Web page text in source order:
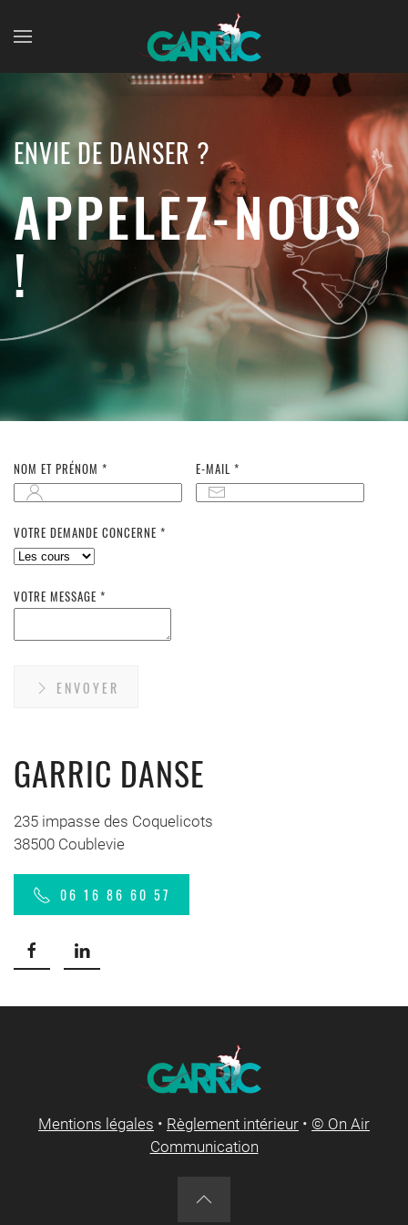
Skip to main content
ENVIE DE DANSER ?
APPELEZ-NOUS
!
NOM ET PRÉNOM * E-MAIL *
VOTRE DEMANDE CONCERNE *
VOTRE MESSAGE *
ENVOYER
GARRIC DANSE
235 impasse des Coquelicots
38500 Coublevie
06 16 86 60 57
Mentions légales • Règlement intérieur • © On Air
Communication